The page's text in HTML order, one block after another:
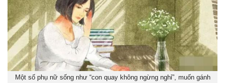
Một số phụ nữ sống như “con quay không ngừng nghỉ”, muốn gánh